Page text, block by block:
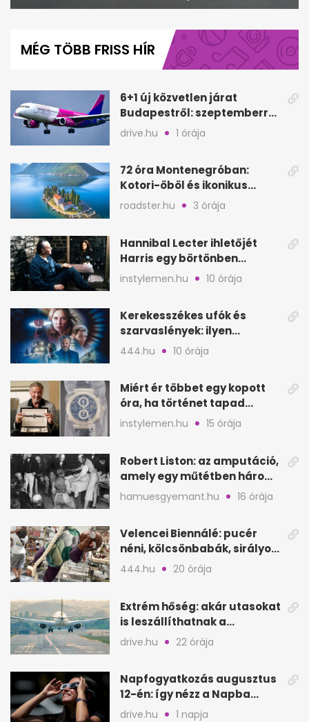
minute,
MÉG TÖBB FRISS HÍR
6+1 új közvetlen járat
Budapestről: szeptemberre
kész, gyors kiruccanások
drive.hu 1 órája
72 óra Montenegróban:
Kotori-öböl és ikonikus
tengerpart 3 nap alatt
roadster.hu 3 órája
Hannibal Lecter ihletőjét
Harris egy börtönben
ismerte meg
instylemen.hu 10 órája
Kerekesszékes ufók és
szarvaslények: ilyen
Spielberg új filmje
444.hu 10 órája
Miért ér többet egy kopott
óra, ha történet tapad
hozzá?
instylemen.hu 15 órája
Robert Liston: az amputáció,
amely egy műtétben három
életet követelt
hamuesgyemant.hu 16 órája
Velencei Biennálé: pucér
néni, kölcsönbabák, sirályok,
és kész a családi program
444.hu 20 órája
Extrém hőség: akár utasokat
is leszállíthatnak a
repülőgépről
drive.hu 22 órája
Napfogyatkozás augusztus
12-én: így nézz a Napba
biztonságosan
drive.hu 1 napja